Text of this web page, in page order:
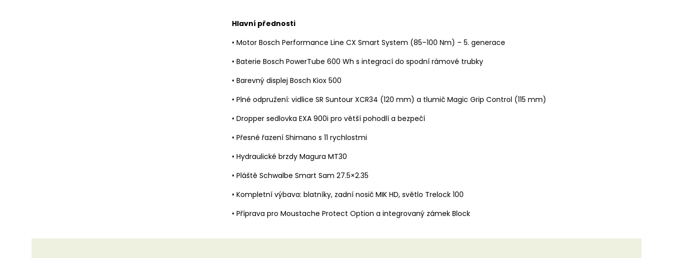
Hlavní přednosti
• Motor Bosch Performance Line CX Smart System (85–100 Nm) – 5. generace
• Baterie Bosch PowerTube 600 Wh s integrací do spodní rámové trubky
• Barevný displej Bosch Kiox 500
• Plné odpružení: vidlice SR Suntour XCR34 (120 mm) a tlumič Magic Grip Control (115 mm)
• Dropper sedlovka EXA 900i pro větší pohodlí a bezpečí
• Přesné řazení Shimano s 11 rychlostmi
• Hydraulické brzdy Magura MT30
• Pláště Schwalbe Smart Sam 27.5×2.35
• Kompletní výbava: blatníky, zadní nosič MIK HD, světlo Trelock 100
• Příprava pro Moustache Protect Option a integrovaný zámek Block